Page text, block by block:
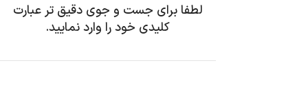
لطفا برای جست و جوی دقیق تر عبارت
کلیدی خود را وارد نمایید.